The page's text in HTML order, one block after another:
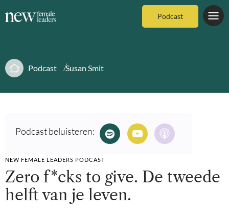
Podcast
Podcast Susan Smit
Podcast beluisteren:
NEW FEMALE LEADERS PODCAST
Zero f*cks to give. De tweede
helft van je leven.